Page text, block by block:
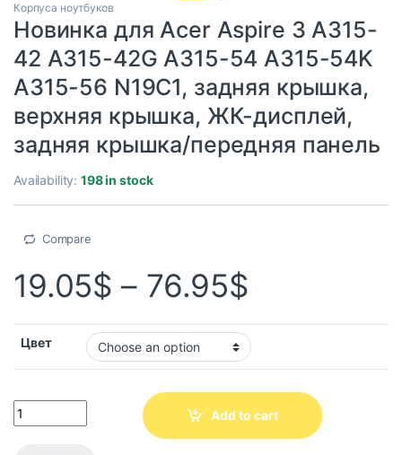
Корпуса ноутбуков
Новинка для Acer Aspire 3 A315-
42 A315-42G A315-54 A315-54K
A315-56 N19C1, задняя крышка,
верхняя крышка, ЖК-дисплей,
задняя крышка/передняя панель
Availability:198 in stock
Compare
19.05$ – 76.95$
Цвет
Add to cart